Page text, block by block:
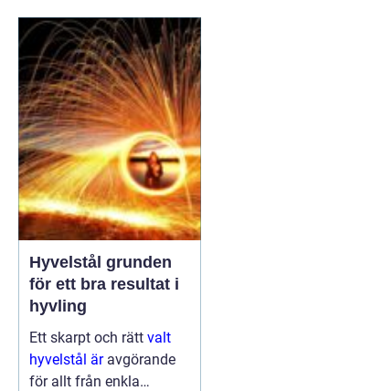
ibland ett viktigt
förberedande steg inför
ett stort ögonblick i livet.
I en mindre ort som
Hallstahammar blir valet
a...
Hyvelstål grunden
för ett bra resultat i
hyvling
Ett skarpt och rätt valt
hyvelstål äravgörande
för allt från enkla